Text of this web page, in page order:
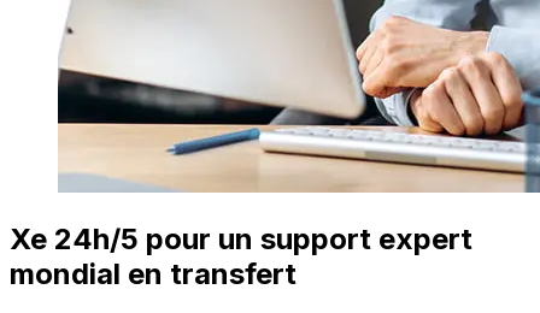
Xe 24h/5 pour un support expert
mondial en transfert